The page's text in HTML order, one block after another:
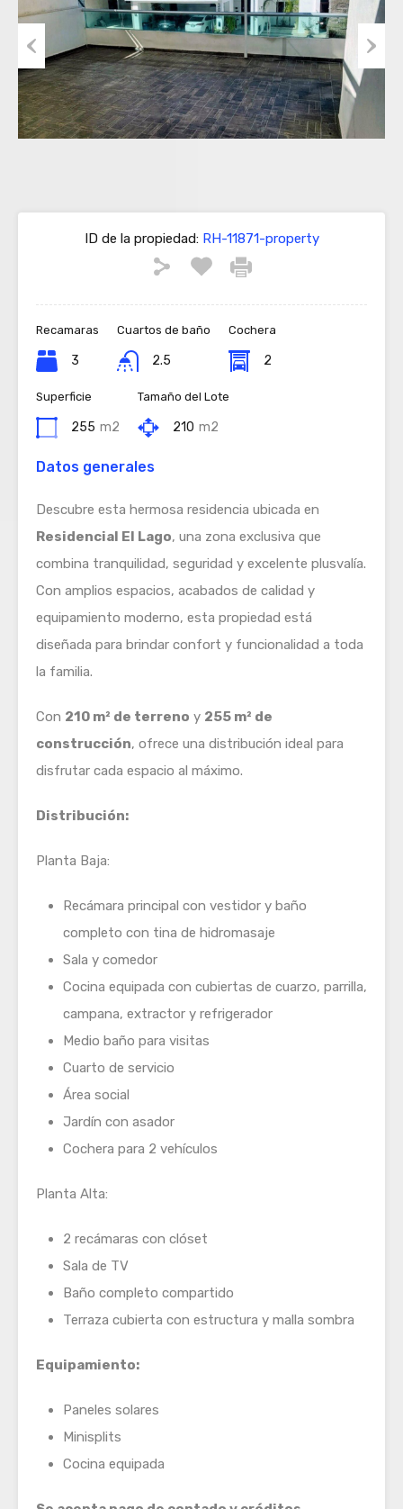
Previous Next
ID de la propiedad:RH-11871-property
Recamaras
3
Cuartos de baño
2.5
Cochera
2
Superficie
255 m2
Tamaño del Lote
210 m2
Datos generales
Descubre esta hermosa residencia ubicada en
Residencial El Lago, una zona exclusiva que
combina tranquilidad, seguridad y excelente plusvalía.
Con amplios espacios, acabados de calidad y
equipamiento moderno, esta propiedad está
diseñada para brindar confort y funcionalidad a toda
la familia.
Con 210 m² de terreno y 255 m² de
construcción, ofrece una distribución ideal para
disfrutar cada espacio al máximo.
Distribución:
Planta Baja:
Recámara principal con vestidor y baño
completo con tina de hidromasaje
Sala y comedor
Cocina equipada con cubiertas de cuarzo, parrilla,
campana, extractor y refrigerador
Medio baño para visitas
Cuarto de servicio
Área social
Jardín con asador
Cochera para 2 vehículos
Planta Alta:
2 recámaras con clóset
Sala de TV
Baño completo compartido
Terraza cubierta con estructura y malla sombra
Equipamiento:
Paneles solares
Minisplits
Cocina equipada